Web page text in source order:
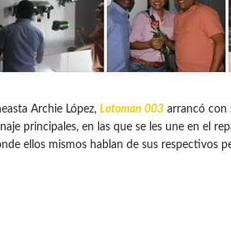
Archie López, Lotoman 003 arrancó con
principales, en las que se les une en el
ellos mismos hablan de sus respectivos